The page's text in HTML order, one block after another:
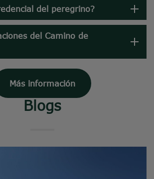
del peregrino?
del Camino de
Más información
Blogs